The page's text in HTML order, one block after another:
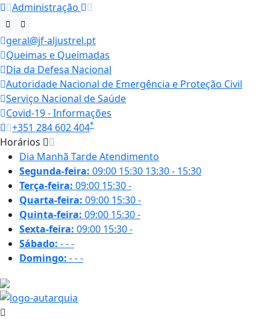
Administração
geral@jf-aljustrel.pt
Queimas e Queimadas
Dia da Defesa Nacional
Autoridade Nacional de Emergência e Proteção Civil
Serviço Nacional de Saúde
Covid-19 - Informações
+351 284 602 404*
Horários
Dia Manhã TardeAtendimento
Segunda-feira: 09:00 15:30 13:30 - 15:30
Terça-feira: 09:00 15:30-
Quarta-feira: 09:00 15:30-
Quinta-feira: 09:00 15:30-
Sexta-feira: 09:00 15:30-
Sábado: ---
Domingo: ---